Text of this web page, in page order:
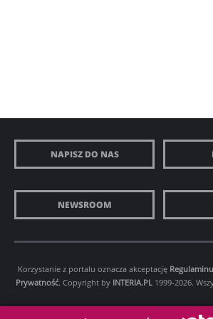
NAPISZ DO NAS
NEWSROOM
Korzystanie z portalu oznacza akceptację Regulaminu
Prywatność. Copyright by INTERIA.PL 1999-2026.